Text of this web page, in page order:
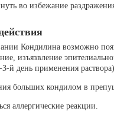
во избежание
Кондилина возможно
изъязвление
й день применения раствора).
больших кондилом в
аллергические реакции.